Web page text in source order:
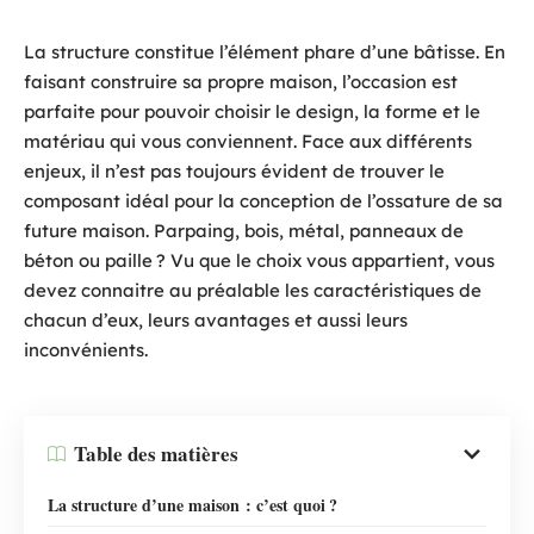
La structure constitue l’élément phare d’une bâtisse. En
faisant construire sa propre maison, l’occasion est
parfaite pour pouvoir choisir le design, la forme et le
matériau qui vous conviennent. Face aux différents
enjeux, il n’est pas toujours évident de trouver le
composant idéal pour la conception de l’ossature de sa
future maison. Parpaing, bois, métal, panneaux de
béton ou paille ? Vu que le choix vous appartient, vous
devez connaitre au préalable les caractéristiques de
chacun d’eux, leurs avantages et aussi leurs
inconvénients.
Table des matières
La structure d’une maison : c’est quoi ?